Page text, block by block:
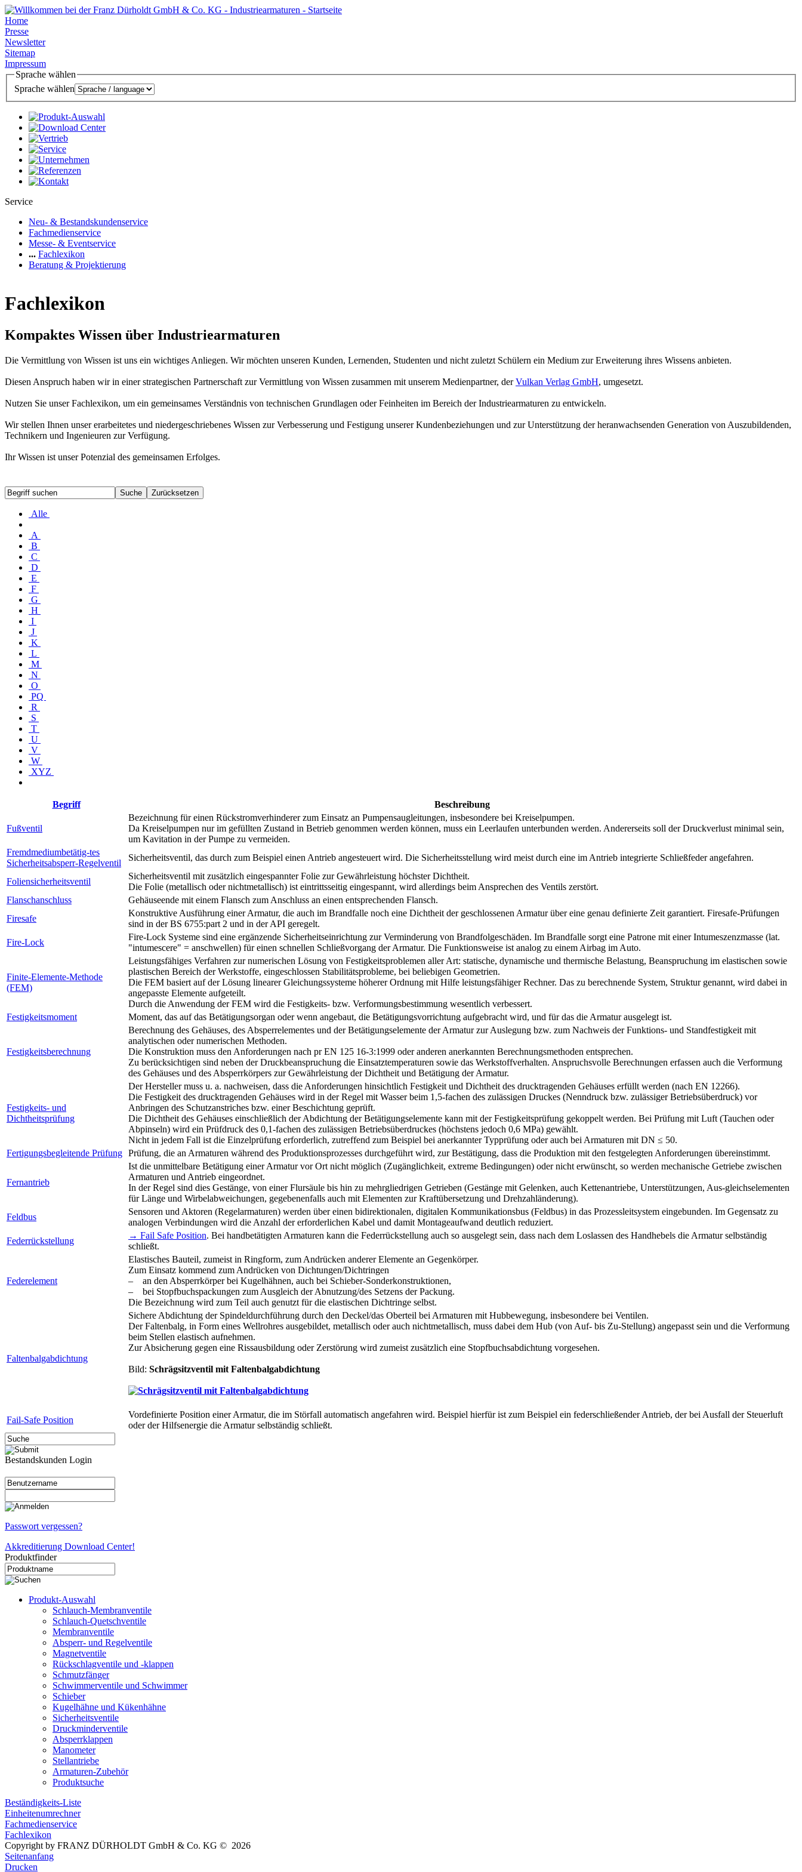
Home
Presse
Newsletter
Sitemap
Impressum
Sprache wählen
Sprache wählen
Service
Neu- & Bestandskundenservice
Fachmedienservice
Messe- & Eventservice
... Fachlexikon
Beratung & Projektierung
Fachlexikon
Kompaktes Wissen über Industriearmaturen
Die Vermittlung von Wissen ist uns ein wichtiges Anliegen. Wir möchten unseren Kunden, Lernenden, Studenten und nicht zuletzt Schülern ein Medium zur Erweiterung ihres Wissens anbieten.
Diesen Anspruch haben wir in einer strategischen Partnerschaft zur Vermittlung von Wissen zusammen mit unserem Medienpartner, derVulkan Verlag GmbH, umgesetzt.
Nutzen Sie unser Fachlexikon, um ein gemeinsames Verständnis von technischen Grundlagen oder Feinheiten im Bereich der Industriearmaturen zu entwickeln.
Wir stellen Ihnen unser erarbeitetes und niedergeschriebenes Wissen zur Verbesserung und Festigung unserer Kundenbeziehungen und zur Unterstützung der heranwachsenden Generation von Auszubildenden,
Technikern und Ingenieuren zur Verfügung.
Ihr Wissen ist unser Potenzial des gemeinsamen Erfolges.
Alle
A
B
C
D
E
F
G
H
I
J
K
L
M
N
O
PQ
R
S
T
U
V
W
XYZ
Begriff Beschreibung
Fußventil
Bezeichnung für einen Rückstromverhinderer zum Einsatz an Pumpensaugleitungen, insbesondere bei Kreiselpumpen.
Da Kreiselpumpen nur im gefüllten Zustand in Betrieb genommen werden können, muss ein Leerlaufen unterbunden werden. Andererseits soll der Druckverlust minimal sein,
um Kavitation in der Pumpe zu vermeiden.
Fremdmediumbetätig-tes
Sicherheitsabsperr-Regelventil
Sicherheitsventil, das durch zum Beispiel einen Antrieb angesteuert wird. Die Sicherheitsstellung wird meist durch eine im Antrieb integrierte Schließfeder angefahren.
Foliensicherheitsventil
Sicherheitsventil mit zusätzlich eingespannter Folie zur Gewährleistung höchster Dichtheit.
Die Folie (metallisch oder nichtmetallisch) ist eintrittsseitig eingespannt, wird allerdings beim Ansprechen des Ventils zerstört.
Flanschanschluss
Gehäuseende mit einem Flansch zum Anschluss an einen entsprechenden Flansch.
Firesafe
Konstruktive Ausführung einer Armatur, die auch im Brandfalle noch eine Dichtheit der geschlossenen Armatur über eine genau definierte Zeit garantiert. Firesafe-Prüfungen
sind in der BS 6755:part 2 und in der API geregelt.
Fire-Lock
Fire-Lock Systeme sind eine ergänzende Sicherheitseinrichtung zur Verminderung von Brandfolgeschäden. Im Brandfalle sorgt eine Patrone mit einer Intumeszenzmasse (lat.
"intumescere" = anschwellen) für einen schnellen Schließvorgang der Armatur. Die Funktionsweise ist analog zu einem Airbag im Auto.
Finite-Elemente-Methode
(FEM)
Leistungsfähiges Verfahren zur numerischen Lösung von Festigkeitsproblemen aller Art: statische, dynamische und thermische Belastung, Beanspruchung im elastischen sowie
plastischen Bereich der Werkstoffe, eingeschlossen Stabilitätsprobleme, bei beliebigen Geometrien.
Die FEM basiert auf der Lösung linearer Gleichungssysteme höherer Ordnung mit Hilfe leistungsfähiger Rechner. Das zu berechnende System, Struktur genannt, wird dabei in
angepasste Elemente aufgeteilt.
Durch die Anwendung der FEM wird die Festigkeits- bzw. Verformungsbestimmung wesentlich verbessert.
Festigkeitsmoment
Moment, das auf das Betätigungsorgan oder wenn angebaut, die Betätigungsvorrichtung aufgebracht wird, und für das die Armatur ausgelegt ist.
Festigkeitsberechnung
Berechnung des Gehäuses, des Absperrelementes und der Betätigungselemente der Armatur zur Auslegung bzw. zum Nachweis der Funktions- und Standfestigkeit mit
analytischen oder numerischen Methoden.
Die Konstruktion muss den Anforderungen nach pr EN 125 16-3:1999 oder anderen anerkannten Berechnungsmethoden entsprechen.
Zu berücksichtigen sind neben der Druckbeanspruchung die Einsatztemperaturen sowie das Werkstoffverhalten. Anspruchsvolle Berechnungen erfassen auch die Verformung
des Gehäuses und des Absperrkörpers zur Gewährleistung der Dichtheit und Betätigung der Armatur.
Festigkeits- und
Dichtheitsprüfung
Der Hersteller muss u. a. nachweisen, dass die Anforderungen hinsichtlich Festigkeit und Dichtheit des drucktragenden Gehäuses erfüllt werden (nach EN 12266).
Die Festigkeit des drucktragenden Gehäuses wird in der Regel mit Wasser beim 1,5-fachen des zulässigen Druckes (Nenndruck bzw. zulässiger Betriebsüberdruck) vor
Anbringen des Schutzanstriches bzw. einer Beschichtung geprüft.
Die Dichtheit des Gehäuses einschließlich der Abdichtung der Betätigungselemente kann mit der Festigkeitsprüfung gekoppelt werden. Bei Prüfung mit Luft (Tauchen oder
Abpinseln) wird ein Prüfdruck des 0,1-fachen des zulässigen Betriebsüberdruckes (höchstens jedoch 0,6 MPa) gewählt.
Nicht in jedem Fall ist die Einzelprüfung erforderlich, zutreffend zum Beispiel bei anerkannter Typprüfung oder auch bei Armaturen mit DN ≤ 50.
Fertigungsbegleitende Prüfung Prüfung, die an Armaturen während des Produktionsprozesses durchgeführt wird, zur Bestätigung, dass die Produktion mit den festgelegten Anforderungen übereinstimmt.
Fernantrieb
Ist die unmittelbare Betätigung einer Armatur vor Ort nicht möglich (Zugänglichkeit, extreme Bedingungen) oder nicht erwünscht, so werden mechanische Getriebe zwischen
Armaturen und Antrieb eingeordnet.
In der Regel sind dies Gestänge, von einer Flursäule bis hin zu mehrgliedrigen Getrieben (Gestänge mit Gelenken, auch Kettenantriebe, Unterstützungen, Aus-gleichselementen
für Länge und Wirbelabweichungen, gegebenenfalls auch mit Elementen zur Kraftübersetzung und Drehzahländerung).
Feldbus
Sensoren und Aktoren (Regelarmaturen) werden über einen bidirektionalen, digitalen Kommunikationsbus (Feldbus) in das Prozessleitsystem eingebunden. Im Gegensatz zu
analogen Verbindungen wird die Anzahl der erforderlichen Kabel und damit Montageaufwand deutlich reduziert.
Federrückstellung
→ Fail Safe Position. Bei handbetätigten Armaturen kann die Federrückstellung auch so ausgelegt sein, dass nach dem Loslassen des Handhebels die Armatur selbständig
schließt.
Federelement
Elastisches Bauteil, zumeist in Ringform, zum Andrücken anderer Elemente an Gegenkörper.
Zum Einsatz kommend zum Andrücken von Dichtungen/Dichtringen
– an den Absperrkörper bei Kugelhähnen, auch bei Schieber-Sonderkonstruktionen,
– bei Stopfbuchspackungen zum Ausgleich der Abnutzung/des Setzens der Packung.
Die Bezeichnung wird zum Teil auch genutzt für die elastischen Dichtringe selbst.
Faltenbalgabdichtung
Sichere Abdichtung der Spindeldurchführung durch den Deckel/das Oberteil bei Armaturen mit Hubbewegung, insbesondere bei Ventilen.
Der Faltenbalg, in Form eines Wellrohres ausgebildet, metallisch oder auch nichtmetallisch, muss dabei dem Hub (von Auf- bis Zu-Stellung) angepasst sein und die Verformung
beim Stellen elastisch aufnehmen.
Zur Absicherung gegen eine Rissausbildung oder Zerstörung wird zumeist zusätzlich eine Stopfbuchsabdichtung vorgesehen.
Bild: Schrägsitzventil mit Faltenbalgabdichtung
Fail-Safe Position
Vordefinierte Position einer Armatur, die im Störfall automatisch angefahren wird. Beispiel hierfür ist zum Beispiel ein federschließender Antrieb, der bei Ausfall der Steuerluft
oder der Hilfsenergie die Armatur selbständig schließt.
Bestandskunden Login
Passwort vergessen?
Akkreditierung Download Center!
Produktfinder
Produkt-Auswahl
Schlauch-Membranventile
Schlauch-Quetschventile
Membranventile
Absperr- und Regelventile
Magnetventile
Rückschlagventile und -klappen
Schmutzfänger
Schwimmerventile und Schwimmer
Schieber
Kugelhähne und Kükenhähne
Sicherheitsventile
Druckminderventile
Absperrklappen
Manometer
Stellantriebe
Armaturen-Zubehör
Produktsuche
Beständigkeits-Liste
Einheitenumrechner
Fachmedienservice
Fachlexikon
Copyright by FRANZ DÜRHOLDT GmbH & Co. KG © 2026
Seitenanfang
Drucken